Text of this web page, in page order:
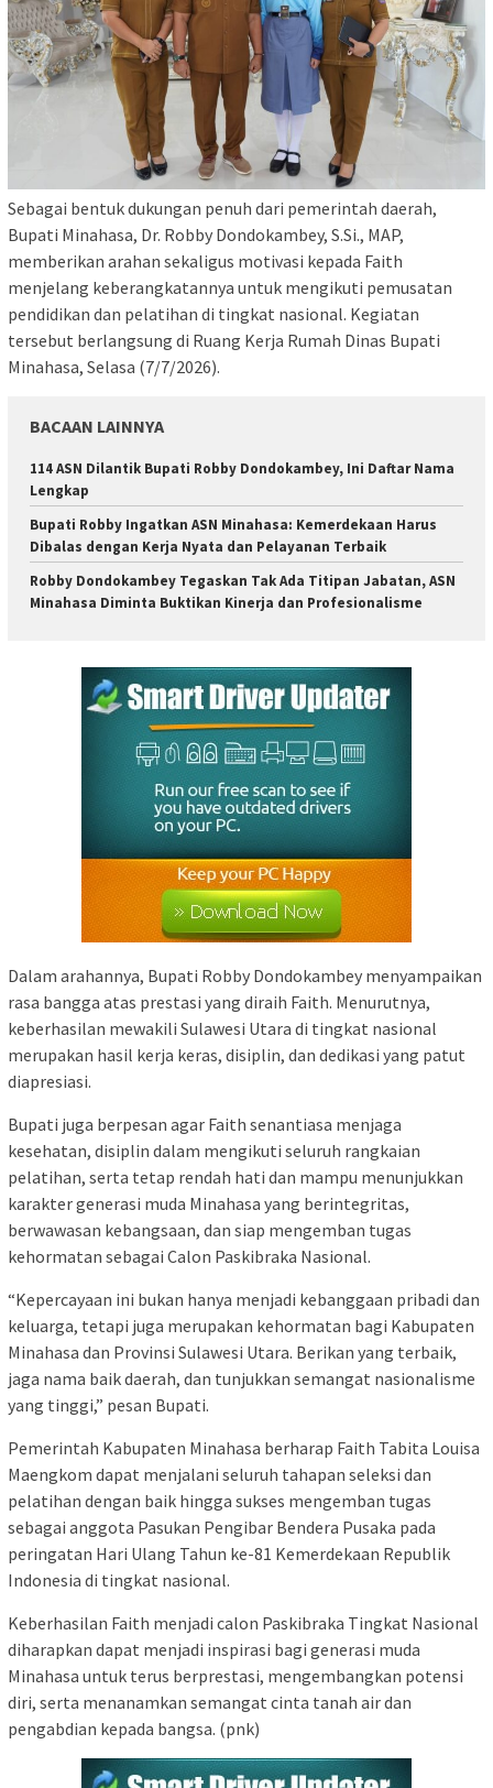
Sebagai bentuk dukungan penuh dari pemerintah daerah,
Bupati Minahasa, Dr. Robby Dondokambey, S.Si., MAP,
memberikan arahan sekaligus motivasi kepada Faith
menjelang keberangkatannya untuk mengikuti pemusatan
pendidikan dan pelatihan di tingkat nasional. Kegiatan
tersebut berlangsung di Ruang Kerja Rumah Dinas Bupati
Minahasa, Selasa (7/7/2026).
BACAAN LAINNYA
114 ASN Dilantik Bupati Robby Dondokambey, Ini Daftar Nama
Lengkap
Bupati Robby Ingatkan ASN Minahasa: Kemerdekaan Harus
Dibalas dengan Kerja Nyata dan Pelayanan Terbaik
Robby Dondokambey Tegaskan Tak Ada Titipan Jabatan, ASN
Minahasa Diminta Buktikan Kinerja dan Profesionalisme
Dalam arahannya, Bupati Robby Dondokambey menyampaikan
rasa bangga atas prestasi yang diraih Faith. Menurutnya,
keberhasilan mewakili Sulawesi Utara di tingkat nasional
merupakan hasil kerja keras, disiplin, dan dedikasi yang patut
diapresiasi.
Bupati juga berpesan agar Faith senantiasa menjaga
kesehatan, disiplin dalam mengikuti seluruh rangkaian
pelatihan, serta tetap rendah hati dan mampu menunjukkan
karakter generasi muda Minahasa yang berintegritas,
berwawasan kebangsaan, dan siap mengemban tugas
kehormatan sebagai Calon Paskibraka Nasional.
“Kepercayaan ini bukan hanya menjadi kebanggaan pribadi dan
keluarga, tetapi juga merupakan kehormatan bagi Kabupaten
Minahasa dan Provinsi Sulawesi Utara. Berikan yang terbaik,
jaga nama baik daerah, dan tunjukkan semangat nasionalisme
yang tinggi,” pesan Bupati.
Pemerintah Kabupaten Minahasa berharap Faith Tabita Louisa
Maengkom dapat menjalani seluruh tahapan seleksi dan
pelatihan dengan baik hingga sukses mengemban tugas
sebagai anggota Pasukan Pengibar Bendera Pusaka pada
peringatan Hari Ulang Tahun ke-81 Kemerdekaan Republik
Indonesia di tingkat nasional.
Keberhasilan Faith menjadi calon Paskibraka Tingkat Nasional
diharapkan dapat menjadi inspirasi bagi generasi muda
Minahasa untuk terus berprestasi, mengembangkan potensi
diri, serta menanamkan semangat cinta tanah air dan
pengabdian kepada bangsa. (pnk)